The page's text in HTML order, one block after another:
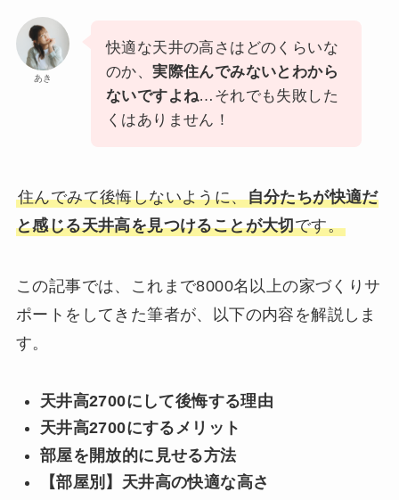
あき
快適な天井の高さはどのくらいな
のか、実際住んでみないとわから
ないですよね…それでも失敗した
くはありません！
住んでみて後悔しないように、自分たちが快適だ
と感じる天井高を見つけることが大切です。
この記事では、これまで8000名以上の家づくりサ
ポートをしてきた筆者が、以下の内容を解説しま
す。
天井高2700にして後悔する理由
天井高2700にするメリット
部屋を開放的に見せる方法
【部屋別】天井高の快適な高さ